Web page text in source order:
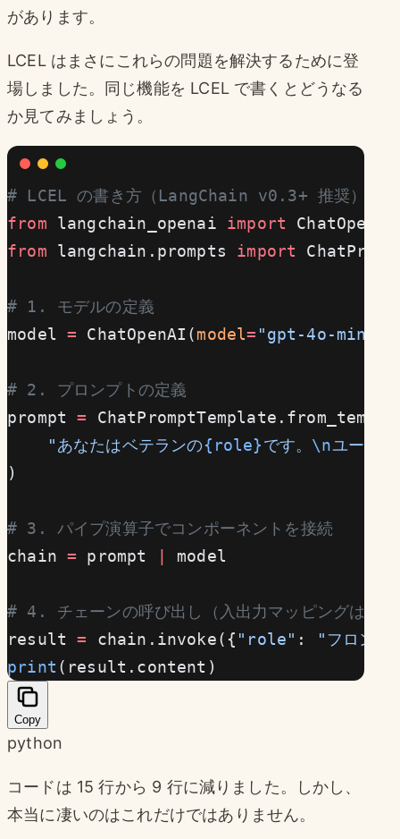
があります。
LCEL はまさにこれらの問題を解決するために登
場しました。同じ機能を LCEL で書くとどうなる
か見てみましょう。
# LCEL の書き方（LangChain v0.3+ 推奨）
from langchain_openai import ChatOpenAI
from langchain.prompts import
# 1. モデルの定義
model = ChatOpenAI(model= "gpt-4o-mini"
# 2. プロンプトの定義
prompt =
    "あなたはベテランの
{role}です。 \nユーザ
)
# 3. パイプ演算子でコンポーネントを接続
chain = prompt model
# 4. チェーンの呼び出し（入出力マッピングは自動
result = chain.invoke({ "role" :
"フロント
print (result.content)
Copy
python
コードは 15 行から 9 行に減りました。しかし、
本当に凄いのはこれだけではありません。